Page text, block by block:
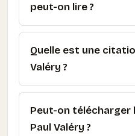
peut-on lire ?
Quelle est une
Valéry ?
Peut-on
Paul Valéry ?